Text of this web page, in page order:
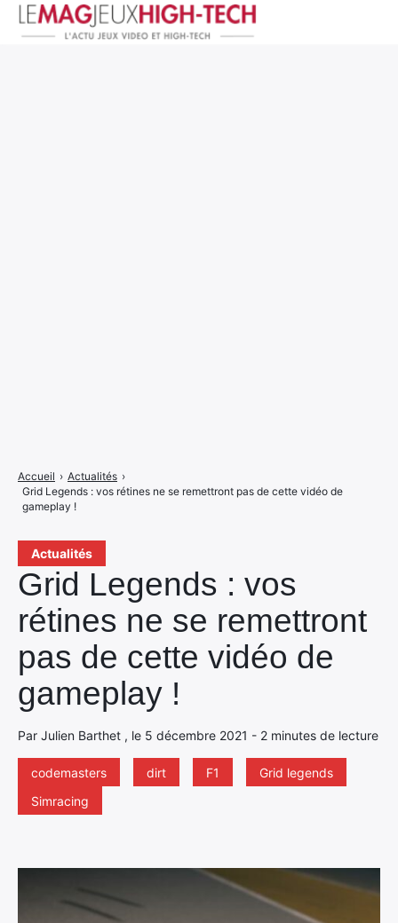
Actualités
Grid Legends : vos
rétines ne se remettront
pas de cette vidéo de
gameplay !
Par Julien Barthet , le 5 décembre 2021 - 2 minutes de lecture
codemasters dirt F1
Grid legends
Simracing
Accueil › Actualités ›
Grid Legends : vos rétines ne se remettront pas de cette vidéo de
gameplay !